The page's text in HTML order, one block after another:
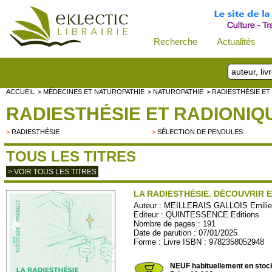
Recherche Actualités
ACCUEIL > MÉDECINES ET NATUROPATHIE > NATUROPATHIE > RADIESTHÉSIE
RADIESTHÉSIE ET
> RADIESTHÉSIE >SÉLECTION DE PENDULES
TOUS LES TITRES
> VOIR TOUS LES TITRES
LA RADIESTHÉSIE. DÉCOUVRIR
Auteur : MEILLERAIS GALLOIS
Editeur :QUINTESSENCE Editions
Nombre de pages : 191
Date de parution : 07/01/2025
Forme : Livre ISBN : 9782358052948
NEUF habituellement en